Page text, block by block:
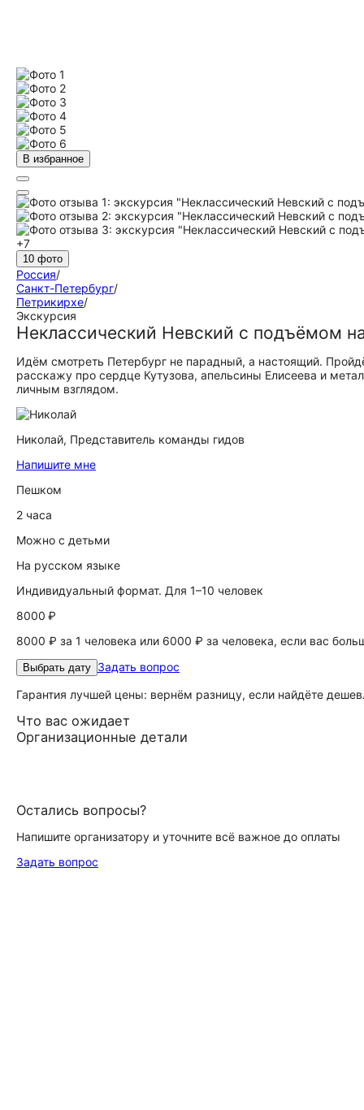
В избранное
+7
10 фото
Россия/
Санкт-Петербург/
Петрикирхе/
Экскурсия
Неклассический Невский с подъёмом
Идём смотреть Петербург не парадный, а настоящий.
расскажу про сердце Кутузова, апельсины Елисеева и
личным взглядом.
Николай, Представитель команды гидов
Напишите мне
Пешком
2 часа
Можно с детьми
На русском языке
Индивидуальный формат. Для 1–10 человек
8000 ₽
8000 ₽ за 1 человека или 6000 ₽ за человека, если вас
Выбрать дату Задать вопрос
Гарантия лучшей цены: вернём разницу, если найдёте
Что вас ожидает
Организационные детали
Остались вопросы?
Напишите организатору и уточните всё важное до оплаты
Задать вопрос